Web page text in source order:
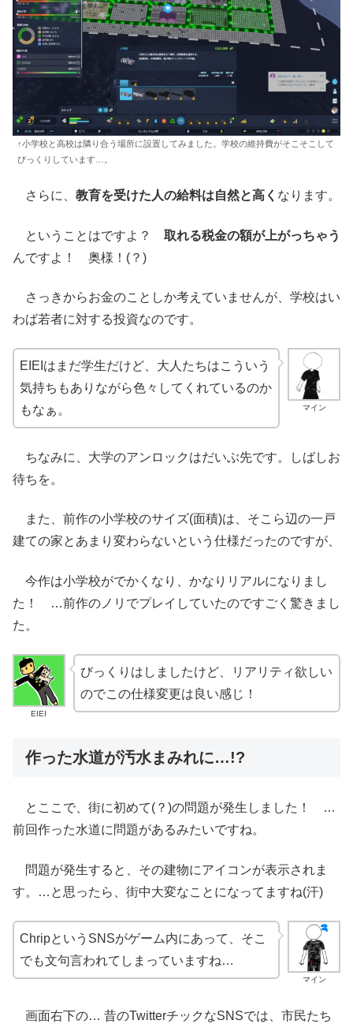
↑小学校と高校は隣り合う場所に設置してみました。学校の維持費がそこそこして
びっくりしています…。
さらに、 教育を受けた人の給料は自然と高く なります。
ということはですよ？ 取れる税金の額が上がっちゃう
んですよ！ 奥様！(？)
さっきからお金のことしか考えていませんが、学校はい
わば若者に対する投資なのです。
マイン
EIEIはまだ学生だけど、大人たちはこういう
気持ちもありながら色々してくれているのか
もなぁ。
ちなみに、大学のアンロックはだいぶ先です。しばしお
待ちを。
また、前作の小学校のサイズ(面積)は、そこら辺の一戸
建ての家とあまり変わらないという仕様だったのですが、
今作は小学校がでかくなり、かなりリアルになりまし
た！ …前作のノリでプレイしていたのですごく驚きまし
た。
EIEI
びっくりはしましたけど、リアリティ欲しい
のでこの仕様変更は良い感じ！
作った水道が汚水まみれに…!?
とここで、街に初めて(？)の問題が発生しました！ …
前回作った水道に問題があるみたいですね。
問題が発生すると、その建物にアイコンが表示されま
す。…と思ったら、街中大変なことになってますね(汗)
マイン
ChripというSNSがゲーム内にあって、そこ
でも文句言われてしまっていますね…
画面右下の… 昔のTwitterチックなSNSでは、市民たち